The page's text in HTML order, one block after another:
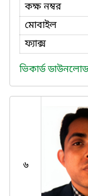
কক্ষ নম্বর
মোবাইল
ফ্যাক্স
ভিকার্ড
৬